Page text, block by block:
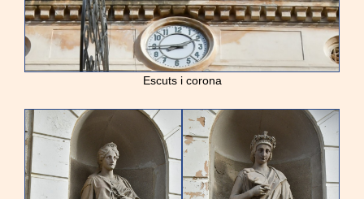
Escuts i corona